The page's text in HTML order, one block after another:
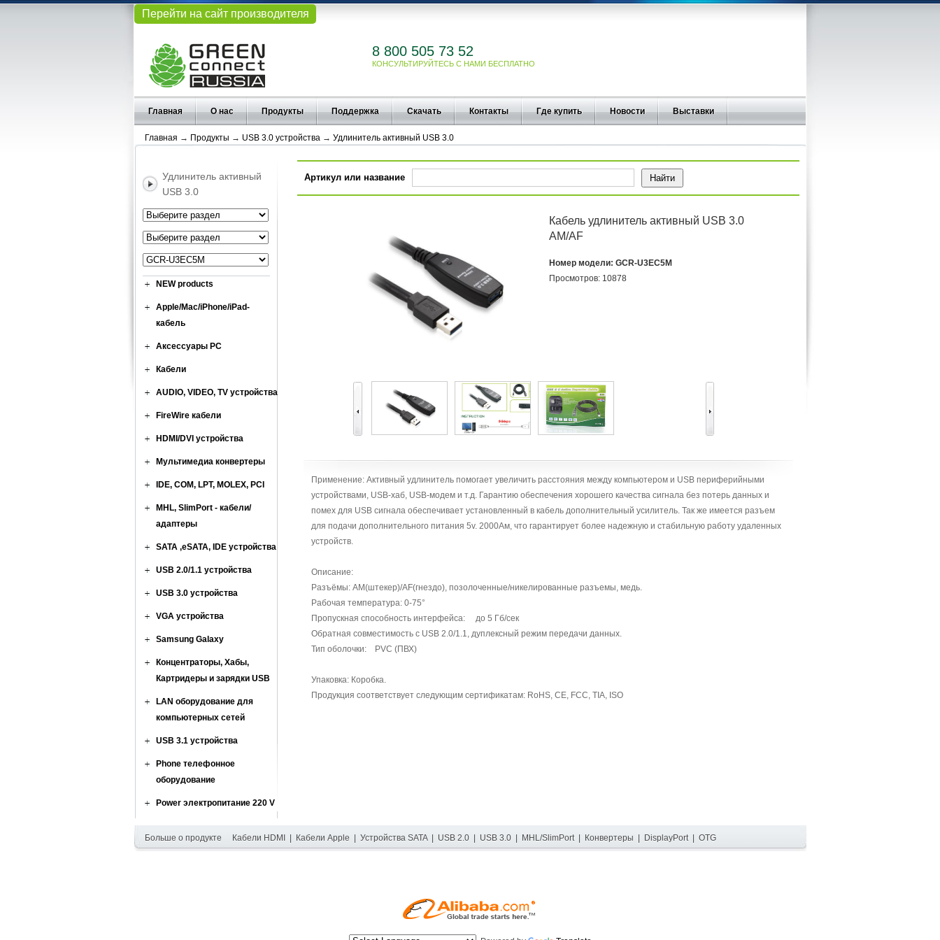
Перейти на сайт производителя
8 800 505 73 52
КОНСУЛЬТИРУЙТЕСЬ С НАМИ БЕСПЛАТНО
Главная О нас Продукты Поддержка Скачать Контакты Где купить Новости Выставки
Главная → Продукты → USB 3.0 устройства → Удлинитель активный USB 3.0
Удлинитель активный
USB 3.0
NEW products
Apple/Mac/iPhone/iPad-
кабель
Аксессуары PC
Кабели
AUDIO, VIDEO, TV устройства
FireWire кабели
HDMI/DVI устройства
Мультимедиа конвертеры
IDE, COM, LPT, MOLEX, PCI
MHL, SlimPort - кабели/
адаптеры
SATA ,eSATA, IDE устройства
USB 2.0/1.1 устройства
USB 3.0 устройства
VGA устройства
Samsung Galaxy
Концентраторы, Хабы,
Картридеры и зарядки USB
LAN оборудование для
компьютерных сетей
USB 3.1 устройства
Phone телефонное
оборудование
Power электропитание 220 V
Артикул или название
Кабель удлинитель активный USB 3.0
AM/AF
Номер модели: GCR-U3EC5M
Просмотров: 10878
Применение: Активный удлинитель помогает увеличить расстояния между компьютером и USB периферийными
устройствами, USB-хаб, USB-модем и т.д. Гарантию обеспечения хорошего качества сигнала без потерь данных и
помех для USB сигнала обеспечивает установленный в кабель дополнительный усилитель. Так же имеется разъем
для подачи дополнительного питания 5v. 2000Ам, что гарантирует более надежную и стабильную работу удаленных
устройств.
Описание:
Разъёмы: AM(штекер)/AF(гнездо), позолоченные/никелированные разъемы, медь.
Рабочая температура: 0-75°
Пропускная способность интерфейса: до 5 Гб/сек
Обратная совместимость с USB 2.0/1.1, дуплексный режим передачи данных.
Тип оболочки: PVC (ПВХ)
Упаковка: Коробка.
Продукция соответствует следующим сертификатам: RoHS, CE, FCC, TIA, ISO
Больше о продукте Кабели HDMI Кабели Apple Устройства SATA| USB 2.0| USB 3.0| MHL/SlimPort| Конвертеры DisplayPort| OTG